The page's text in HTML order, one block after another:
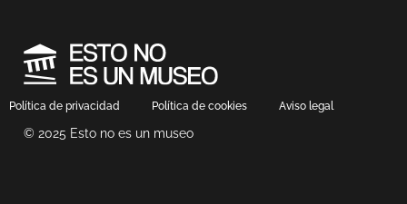
Política de privacidad Política de cookies Aviso legal
© 2025 Esto no es un museo